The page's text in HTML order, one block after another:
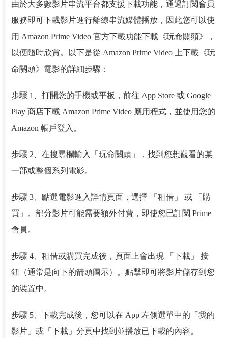
由於大多數影片串流平台都支援下載功能，通過訂閱會員
服務即可下載影片進行離線串流媒體播放，因此您可以使
用 Amazon Prime Video 官方下載功能下載《玩命關頭》，
以便隨時欣賞。以下是從 Amazon Prime Video 上下載《玩
命關頭》電影的詳細步驟：
步驟 1、打開您的手機或平板，前往 App Store 或 Google
Play 商店下載 Amazon Prime Video 應用程式，並使用您的
Amazon 帳戶登入。
步驟 2、在搜尋欄輸入「玩命關頭」，找到您想觀看的某
一部或整個系列電影。
步驟 3、點選電影進入詳情頁面，選擇 「租借」 或 「購
買」。部分影片可能需要額外付費，即使您已訂閱 Prime
會員。
步驟 4、租借或購買完成後，頁面上會出現 「下載」 按
鈕（通常是向下的箭頭圖示）。點擊即可將影片儲存到您
的裝置中。
步驟 5、下載完成後，您可以在 App 左側選單中的「我的
影片」或「下載」分頁中找到並播放已下載的內容。